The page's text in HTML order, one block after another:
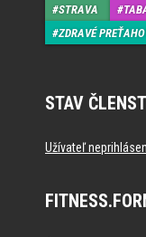
STRAVA
ZDRAVÉ
STAV
Užívateľ